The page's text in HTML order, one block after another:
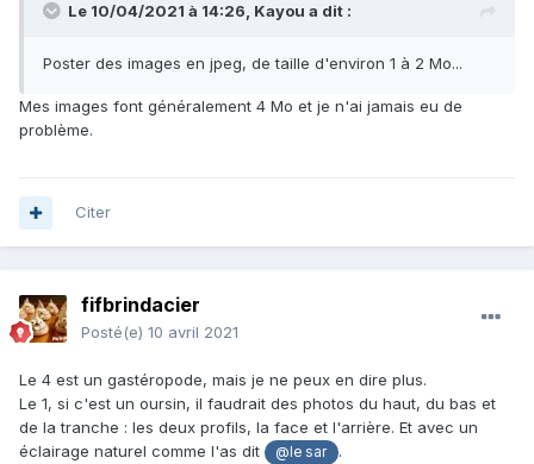
Le 10/04/2021 à 14:26, Kayou a dit :
Poster des images en jpeg, de taille d'environ 1 à 2 Mo...
Mes images font généralement 4 Mo et je n'ai jamais eu de
problème.
Citer
fifbrindacier
Posté(e) 10 avril 2021
Le 4 est un gastéropode, mais je ne peux en dire plus.
Le 1, si c'est un oursin, il faudrait des photos du haut, du bas et
de la tranche : les deux profils, la face et l'arrière. Et avec un
éclairage naturel comme l'as dit
@le sar
.